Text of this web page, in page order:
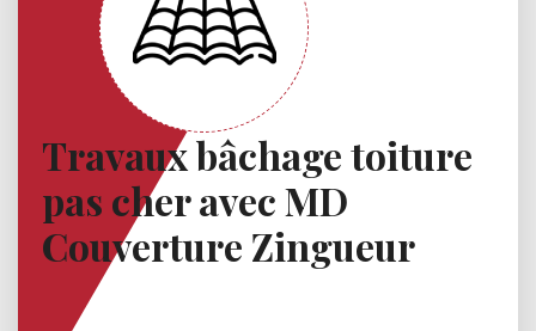
Travaux bâchage toiture
pas cher avec MD
Couverture Zingueur